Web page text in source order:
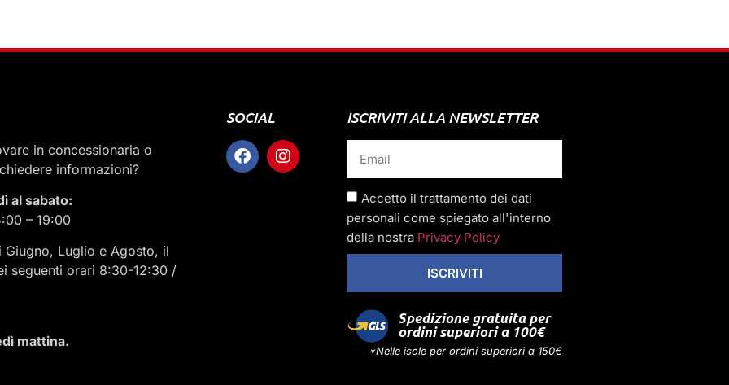
in concessionaria o
informazioni?
al sabato:
– 19:00
Giugno, Luglio e Agosto, il
seguenti orari 8:30-12:30 /
mattina.
SOCIAL ISCRIVITI ALLA NEWSLETTER
Accetto il trattamento dei dati
personali come spiegato all'interno
della nostra Privacy Policy
ISCRIVITI
Spedizione gratuita per
ordini superiori a 100€
*Nelle isole per ordini superiori a 150€